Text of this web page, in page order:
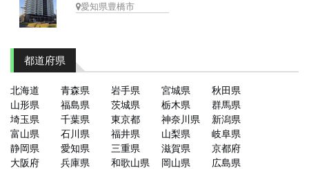
愛知県豊橋市
都道府県
北海道 青森県 岩手県 宮城県
秋田県
山形県
福島県 茨城県 栃木県
群馬県
埼玉県
千葉県 東京都 神奈川県
新潟県
富山県
石川県 福井県 山梨県
岐阜県
静岡県
愛知県 三重県 滋賀県
京都府
大阪府
兵庫県 和歌山県 岡山県
広島県